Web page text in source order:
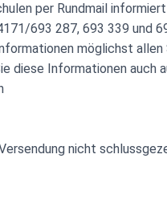
per Rundmail
693 287, 693 339 und
möglichst allen
diese Informationen
nicht